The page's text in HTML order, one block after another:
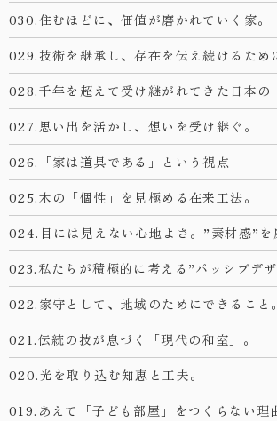
030.住むほどに、価値が磨かれていく家。
029.技術を継承し、存在を伝え続けるため
028.千年を超えて受け継がれてきた日本の
027.思い出を活かし、想いを受け継ぐ。
026.「家は道具である」という視点
025.木の「個性」を見極める在来工法。
024.目には見えない心地よさ。”素材感”を
023.私たちが積極的に考える”パッシブデザ
022.家守として、地域のためにできること。
021.伝統の技が息づく「現代の和室」。
020.光を取り込む知恵と工夫。
019.あえて「子ども部屋」をつくらない理